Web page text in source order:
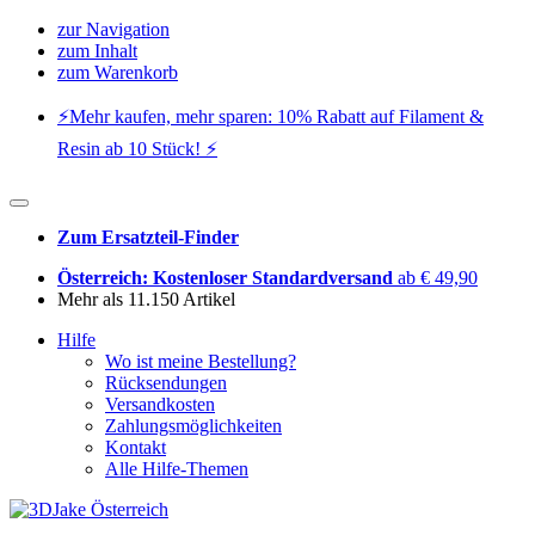
zur Navigation
zum Inhalt
zum Warenkorb
⚡️Mehr kaufen, mehr sparen: 10% Rabatt auf Filament &
Resin ab 10 Stück! ⚡️
Zum Ersatzteil-Finder
Österreich: Kostenloser Standardversand ab € 49,90
Mehr als 11.150 Artikel
Hilfe
Wo ist meine Bestellung?
Rücksendungen
Versandkosten
Zahlungsmöglichkeiten
Kontakt
Alle Hilfe-Themen